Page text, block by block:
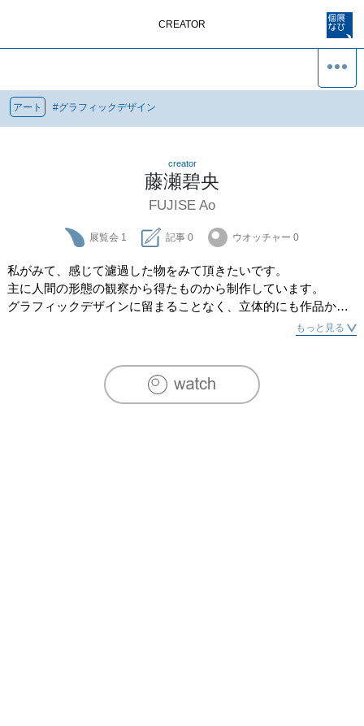
CREATOR
アート #グラフィックデザイン
creator
藤瀬碧央
FUJISE Ao
展覧会 1 記事 0 ウオッチャー 0
私がみて、感じて濾過した物をみて頂きたいです。
主に人間の形態の観察から得たものから制作しています。
グラフィックデザインに留まることなく、立体的にも作品から
もっと見る